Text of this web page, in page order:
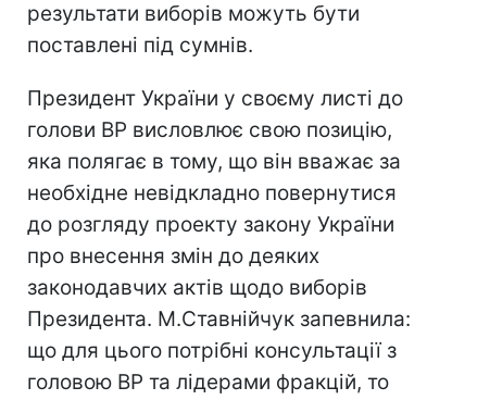
результати виборів можуть бути
поставлені під сумнів.
Президент України у своєму листі до
голови ВР висловлює свою позицію,
яка полягає в тому, що він вважає за
необхідне невідкладно повернутися
до розгляду проекту закону України
про внесення змін до деяких
законодавчих актів щодо виборів
Президента. М.Ставнійчук запевнила:
що для цього потрібні консультації з
головою ВР та лідерами фракцій, то